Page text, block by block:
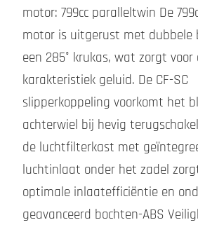
motor: 799cc paralleltwin De
motor is uitgerust met dubbele
een 285° krukas, wat zorgt voor
karakteristiek geluid. De CF-SC
slipperkoppeling voorkomt het
achterwiel bij hevig
de luchtfilterkast met
luchtinlaat onder het zadel
optimale inlaatefficiëntie en
geavanceerd bochten-ABS